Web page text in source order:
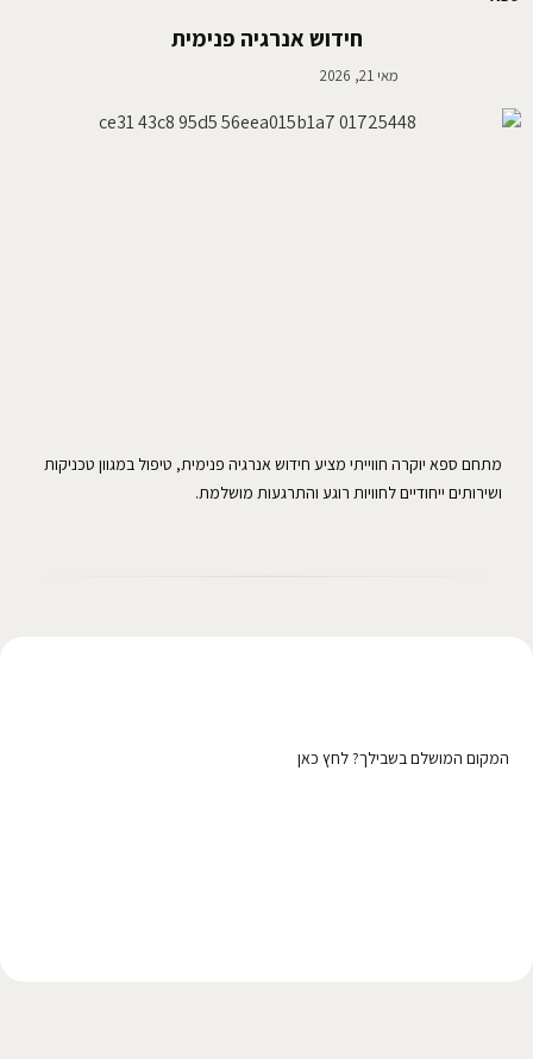
חידוש אנרגיה פנימית
מאי 21, 2026
מתחם ספא יוקרה חווייתי מציע חידוש אנרגיה פנימית, טיפול במגוון טכניקות
ושירותים ייחודיים לחוויות רוגע והתרגעות מושלמת.
המקום המושלם בשבילך? לחץ כאן